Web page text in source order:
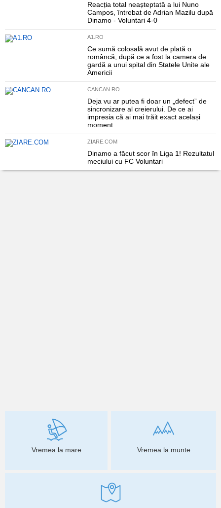
Reacția total neașteptată a lui Nuno
Campos, întrebat de Adrian Mazilu după
Dinamo - Voluntari 4-0
A1.RO
Ce sumă colosală avut de plată o
româncă, după ce a fost la camera de
gardă a unui spital din Statele Unite ale
Americii
CANCAN.RO
Deja vu ar putea fi doar un „defect” de
sincronizare al creierului. De ce ai
impresia că ai mai trăit exact același
moment
ZIARE.COM
Dinamo a făcut scor în Liga 1! Rezultatul
meciului cu FC Voluntari
Vremea la mare Vremea la munte